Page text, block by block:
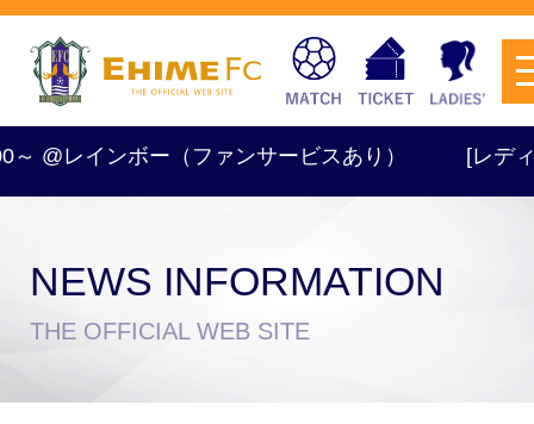
チケットを購入
レインボー（ファンサービスあり） [レディー
NEWS INFORMATION
THE OFFICIAL WEB SITE